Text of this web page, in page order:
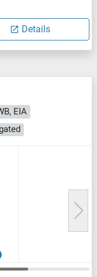
Details
EIA